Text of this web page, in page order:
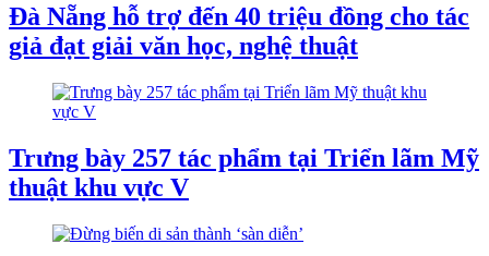
Đà Nẵng hỗ trợ đến 40 triệu đồng cho tác
giả đạt giải văn học, nghệ thuật
Trưng bày 257 tác phẩm tại Triển lãm Mỹ
thuật khu vực V